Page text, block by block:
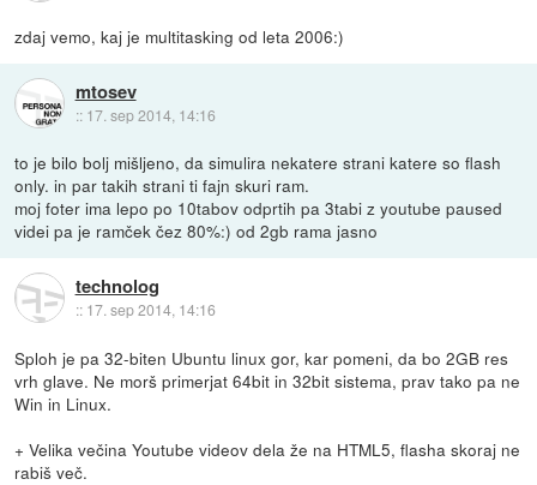
zdaj vemo, kaj je multitasking od leta 2006:)
mtosev
:: 17. sep 2014, 14:16
to je bilo bolj mišljeno, da simulira nekatere strani katere so flash
only. in par takih strani ti fajn skuri ram.
moj foter ima lepo po 10tabov odprtih pa 3tabi z youtube paused
videi pa je ramček čez 80%:) od 2gb rama jasno
technolog
:: 17. sep 2014, 14:16
Sploh je pa 32-biten Ubuntu linux gor, kar pomeni, da bo 2GB res
vrh glave. Ne morš primerjat 64bit in 32bit sistema, prav tako pa ne
Win in Linux.
+ Velika večina Youtube videov dela že na HTML5, flasha skoraj ne
rabiš več.